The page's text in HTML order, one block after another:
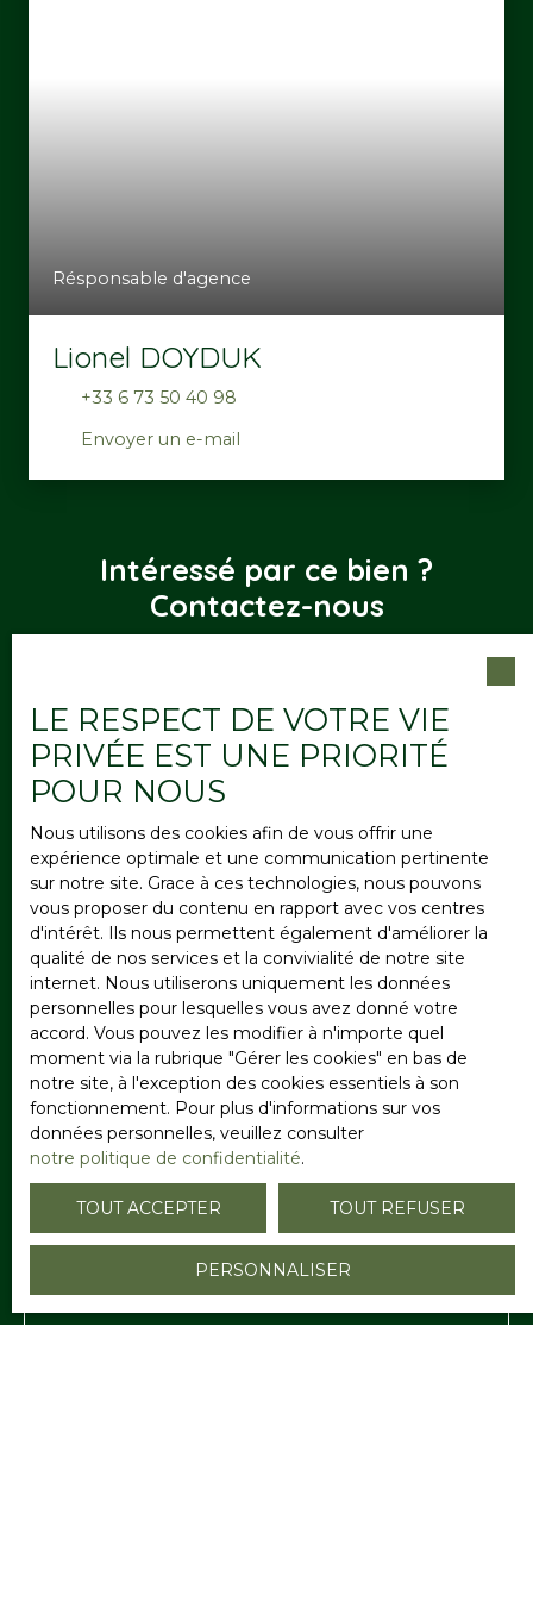
Résponsable d'agence
Lionel DOYDUK
+33 6 73 50 40 98
Envoyer un e-mail
Intéressé par ce bien ?
Contactez-nous
Prénom
Nom
Email
Téléphone
Votre commune
LE RESPECT DE VOTRE VIE
PRIVÉE EST UNE PRIORITÉ
POUR NOUS
Nous utilisons des cookies afin de vous offrir une
expérience optimale et une communication pertinente
sur notre site. Grace à ces technologies, nous pouvons
vous proposer du contenu en rapport avec vos centres
d'intérêt. Ils nous permettent également d'améliorer la
qualité de nos services et la convivialité de notre site
internet. Nous utiliserons uniquement les données
personnelles pour lesquelles vous avez donné votre
accord. Vous pouvez les modifier à n'importe quel
moment via la rubrique ″Gérer les cookies″ en bas de
notre site, à l'exception des cookies essentiels à son
fonctionnement. Pour plus d'informations sur vos
données personnelles, veuillez consulter
notre politique de confidentialité.
TOUT ACCEPTER TOUT REFUSER
PERSONNALISER